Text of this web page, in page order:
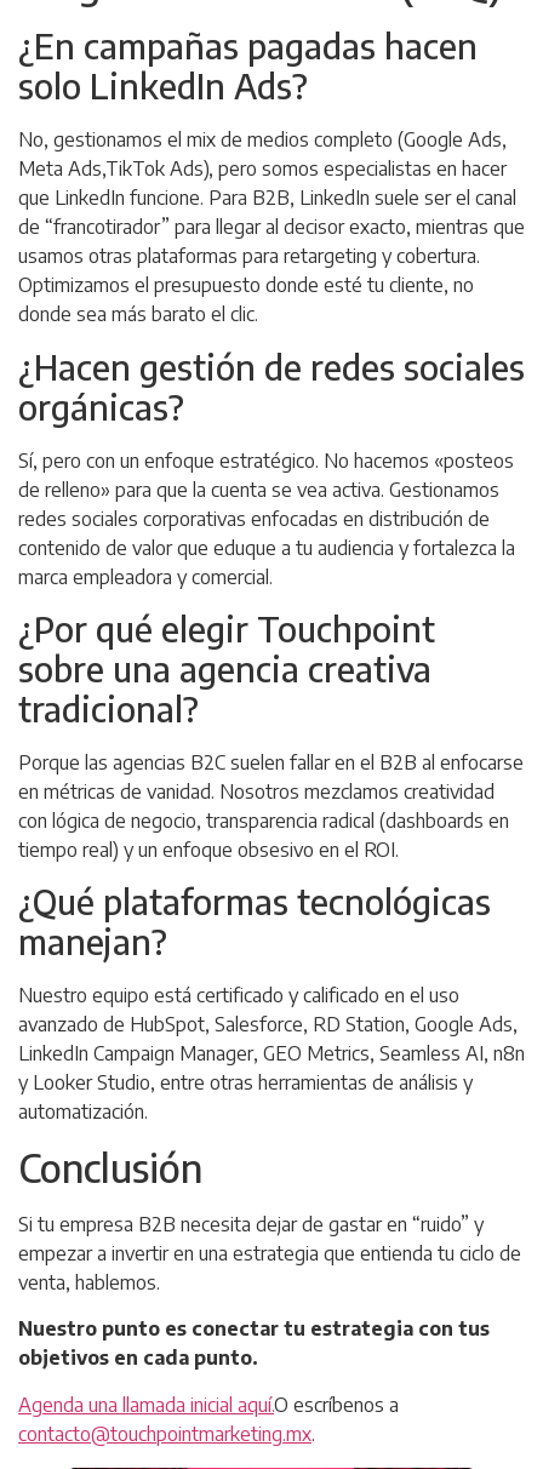
¿En campañas pagadas hacen
solo LinkedIn Ads?
No, gestionamos el mix de medios completo (Google Ads,
Meta Ads,TikTok Ads), pero somos especialistas en hacer
que LinkedIn funcione. Para B2B, LinkedIn suele ser el canal
de “francotirador” para llegar al decisor exacto, mientras que
usamos otras plataformas para retargeting y cobertura.
Optimizamos el presupuesto donde esté tu cliente, no
donde sea más barato el clic.
¿Hacen gestión de redes sociales
orgánicas?
Sí, pero con un enfoque estratégico. No hacemos «posteos
de relleno» para que la cuenta se vea activa. Gestionamos
redes sociales corporativas enfocadas en distribución de
contenido de valor que eduque a tu audiencia y fortalezca la
marca empleadora y comercial.
¿Por qué elegir Touchpoint
sobre una agencia creativa
tradicional?
Porque las agencias B2C suelen fallar en el B2B al enfocarse
en métricas de vanidad. Nosotros mezclamos creatividad
con lógica de negocio, transparencia radical (dashboards en
tiempo real) y un enfoque obsesivo en el ROI.
¿Qué plataformas tecnológicas
manejan?
Nuestro equipo está certificado y calificado en el uso
avanzado de HubSpot, Salesforce, RD Station, Google Ads,
LinkedIn Campaign Manager, GEO Metrics, Seamless AI, n8n
y Looker Studio, entre otras herramientas de análisis y
automatización.
Conclusión
Si tu empresa B2B necesita dejar de gastar en “ruido” y
empezar a invertir en una estrategia que entienda tu ciclo de
venta, hablemos.
Nuestro punto es conectar tu estrategia con tus
objetivos en cada punto.
Agenda una llamada inicial aquí.O escríbenos a
contacto@touchpointmarketing.mx.